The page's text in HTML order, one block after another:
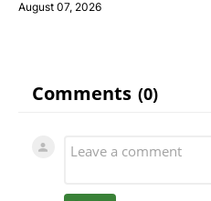
August 07, 2026